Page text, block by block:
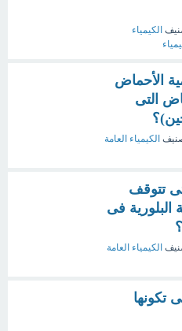
الكيمياء
الأحماض
التى
الكيمياء العامة
تتوقف
البلورية فى
الكيمياء العامة
تكونها